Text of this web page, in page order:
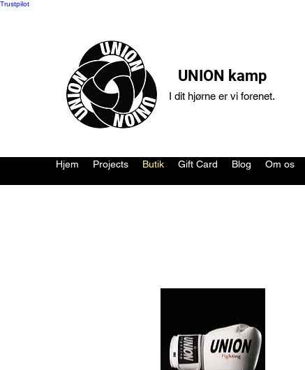
Trustpilot
UNION kamp
I dit hjørne er vi forenet.
Hjem Projects Butik Gift Card Blog Om os